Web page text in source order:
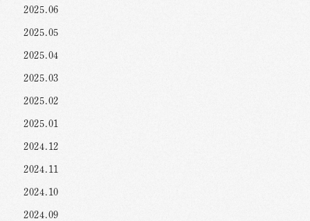
2025.06
2025.05
2025.04
2025.03
2025.02
2025.01
2024.12
2024.11
2024.10
2024.09